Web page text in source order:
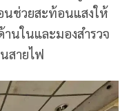
ช่วยสะท้อนแสงให้
านในและมองสำรวจ
สายไฟ